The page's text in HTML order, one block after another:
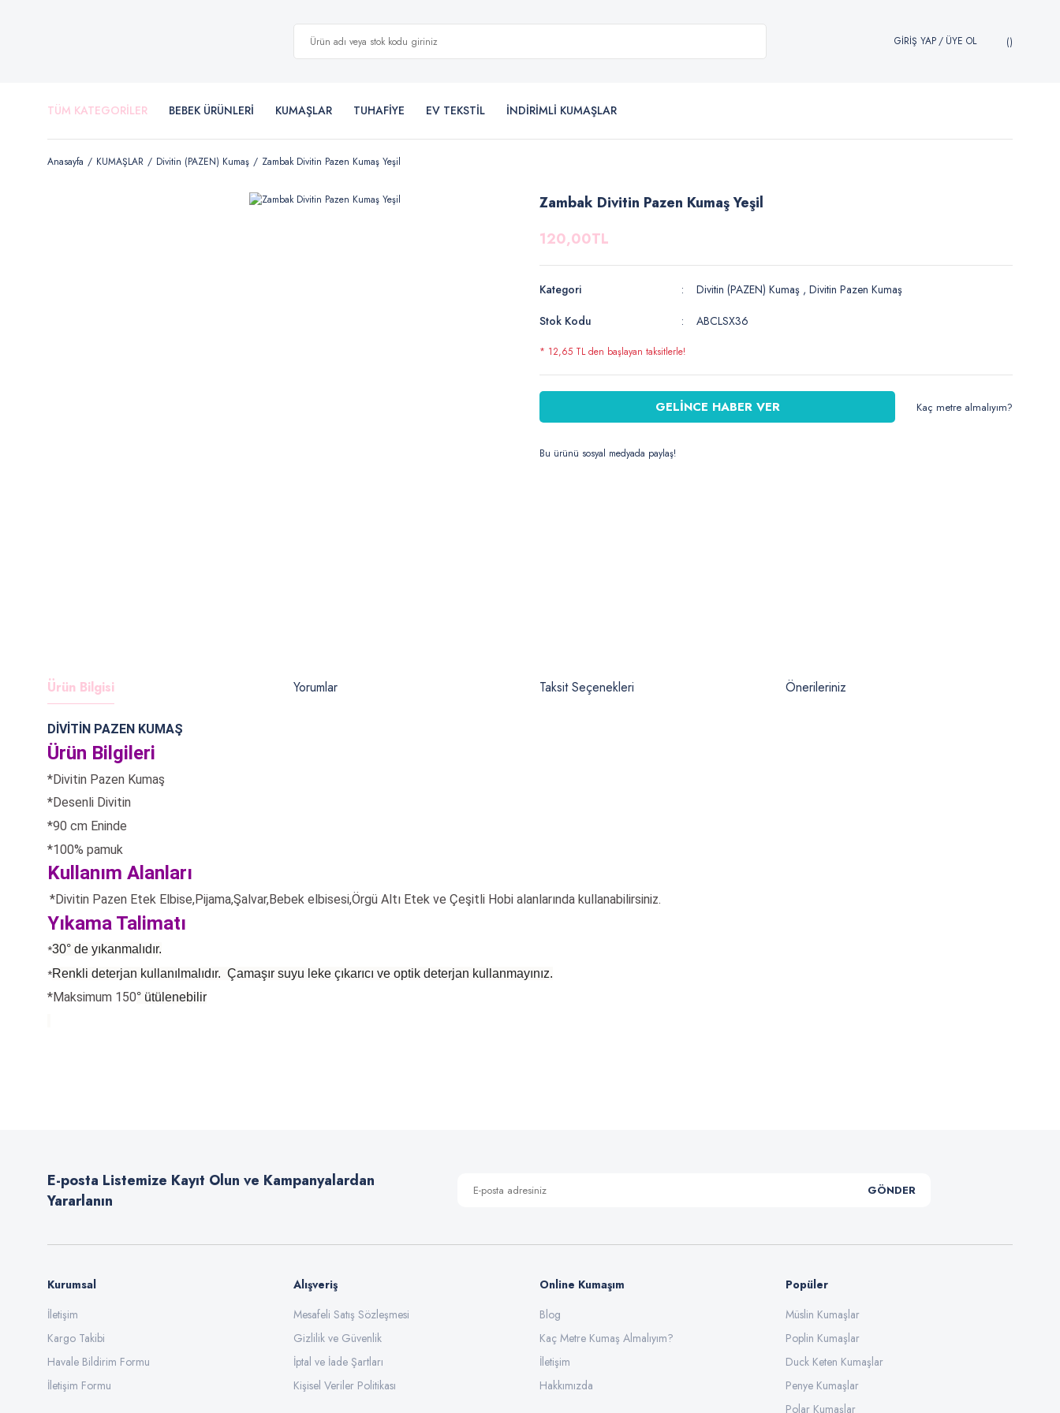
GİRİŞ YAP/ ÜYE OL
TÜM KATEGORİLER BEBEK ÜRÜNLERİ KUMAŞLAR TUHAFİYE EV TEKSTİL İNDİRİMLİ KUMAŞLAR
Anasayfa KUMAŞLAR Divitin (PAZEN) Kumaş Zambak Divitin Pazen Kumaş Yeşil
Zambak Divitin Pazen Kumaş Yeşil
120,00TL
Kategori Divitin (PAZEN) Kumaş , Divitin Pazen Kumaş
Stok Kodu
ABCLSX36
* 12,65 TL den başlayan taksitlerle!
GELİNCE HABER VER Kaç metre almalıyım?
Bu ürünü sosyal medyada paylaş!
Ürün Bilgisi Yorumlar Taksit Seçenekleri Önerileriniz
DİVİTİN PAZEN KUMAŞ
Ürün Bilgileri
*Divitin Pazen Kumaş
*Desenli Divitin
*90 cm Eninde
*100% pamuk
Kullanım Alanları
*Divitin Pazen Etek Elbise,Pijama,Şalvar,Bebek elbisesi,Örgü Altı Etek ve Çeşitli Hobi alanlarında kullanabilirsiniz.
Yıkama Talimatı
*30° de yıkanmalıdır.
*Renkli deterjan kullanılmalıdır. Çamaşır suyu leke çıkarıcı ve optik deterjan kullanmayınız.
*Maksimum 150° ütülenebilir
Ürün bilgilerinde hatalar bulunuyor.
Ürün fiyatı diğer sitelerden daha pahalı.
Gönder
E-posta Listemize Kayıt Olun ve Kampanyalardan
Yararlanın
GÖNDER
Kurumsal
İletişim
Kargo Takibi
Havale Bildirim Formu
İletişim Formu
Alışveriş
Mesafeli Satış Sözleşmesi
Gizlilik ve Güvenlik
İptal ve İade Şartları
Kişisel Veriler Politikası
Online Kumaşım
Blog
Kaç Metre Kumaş Almalıyım?
İletişim
Hakkımızda
Popüler
Müslin Kumaşlar
Poplin Kumaşlar
Duck Keten Kumaşlar
Penye Kumaşlar
Polar Kumaşlar